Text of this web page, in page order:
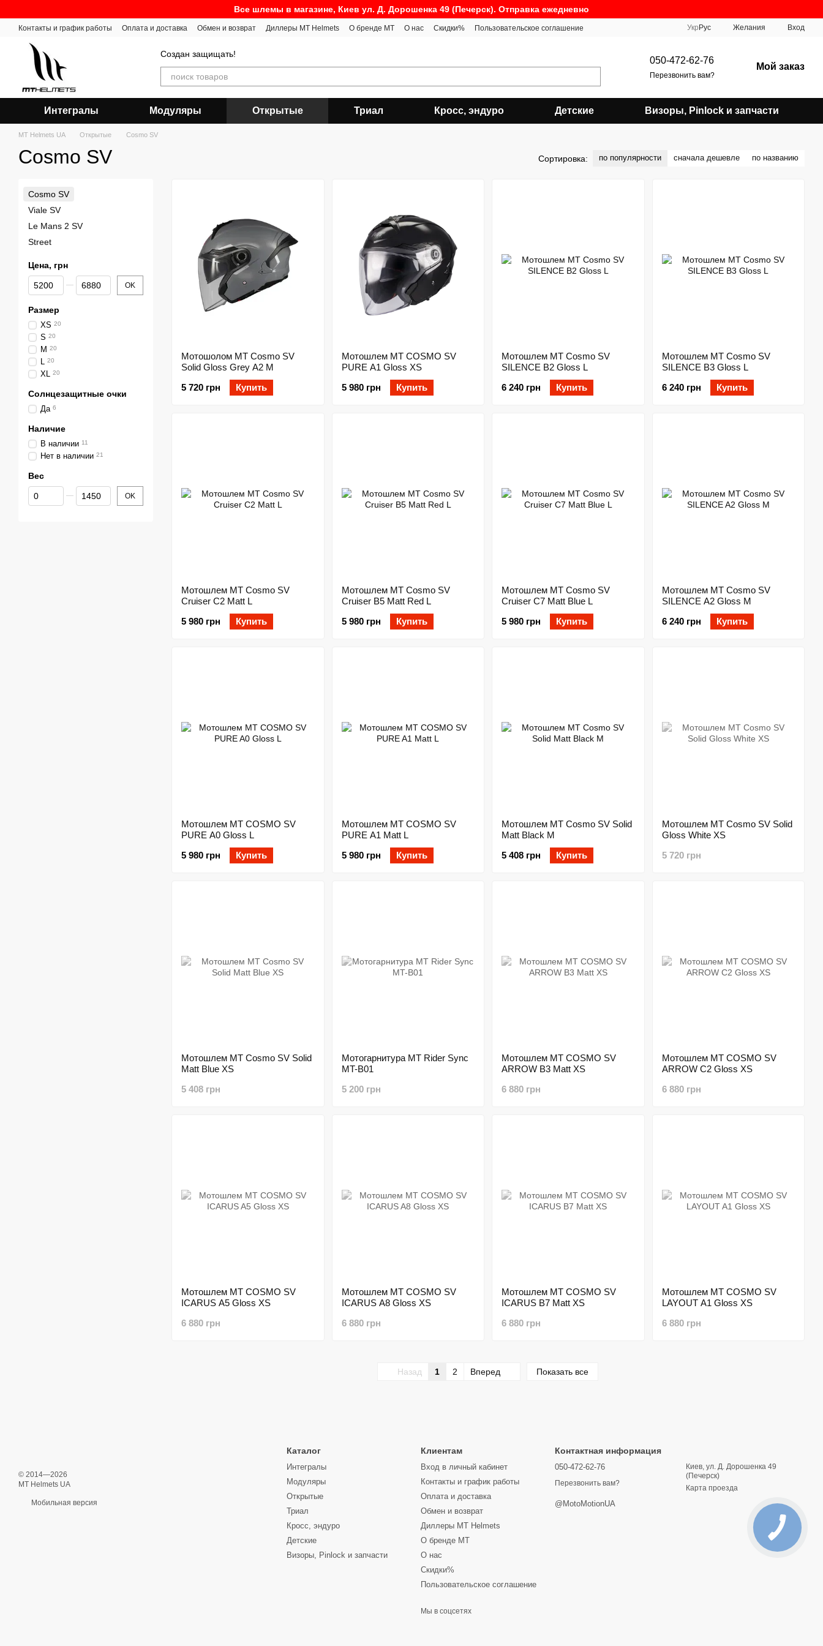
Все шлемы в магазине, Киев ул. Д. Дорошенка 49 (Печерск). Отправка ежедневно
Контакты и график работы Оплата и доставка Обмен и возврат Диллеры MT Helmets О бренде MT О нас Скидки% Пользовательское соглашение Укр Рус Желания Вход
Создан защищать!
050-472-62-76
Перезвонить вам?
Мой заказ
Интегралы Модуляры Открытые Триал Кросс, эндуро Детские Визоры, Pinlock и запчасти
MT Helmets UA Открытые Cosmo SV
Cosmo SV Сортировка: по популярности сначала дешевле по названию
Мотошолом MT Cosmo SV
Solid Gloss Grey A2 M
5 720 грн
Купить
Мотошлем MT COSMO SV
PURE A1 Gloss XS
5 980 грн
Купить
Мотошлем MT Cosmo SV
SILENCE B2 Gloss L
6 240 грн
Купить
Мотошлем MT Cosmo SV
SILENCE B3 Gloss L
6 240 грн
Купить
Мотошлем MT Cosmo SV
Cruiser C2 Matt L
5 980 грн
Купить
Мотошлем MT Cosmo SV
Cruiser B5 Matt Red L
5 980 грн
Купить
Мотошлем MT Cosmo SV
Cruiser C7 Matt Blue L
5 980 грн
Купить
Мотошлем MT Cosmo SV
SILENCE A2 Gloss M
6 240 грн
Купить
Мотошлем MT COSMO SV
PURE A0 Gloss L
5 980 грн
Купить
Мотошлем MT COSMO SV
PURE A1 Matt L
5 980 грн
Купить
Мотошлем MT Cosmo SV Solid
Matt Black M
5 408 грн
Купить
Мотошлем MT Cosmo SV Solid
Gloss White XS
5 720 грн
Мотошлем MT Cosmo SV Solid
Matt Blue XS
5 408 грн
Мотогарнитура MT Rider Sync
MT-B01
5 200 грн
Мотошлем MT COSMO SV
ARROW B3 Matt XS
6 880 грн
Мотошлем MT COSMO SV
ARROW C2 Gloss XS
6 880 грн
Мотошлем MT COSMO SV
ICARUS A5 Gloss XS
6 880 грн
Мотошлем MT COSMO SV
ICARUS A8 Gloss XS
6 880 грн
Мотошлем MT COSMO SV
ICARUS B7 Matt XS
6 880 грн
Мотошлем MT COSMO SV
LAYOUT A1 Gloss XS
6 880 грн
Назад 1 2 Вперед Показать все
Cosmo SV
Viale SV
Le Mans 2 SV
Street
Цена, грн
От Цена, грн
До Цена, грн OK
Размер
XS 20
S 20
M 20
L 20
XL 20
Солнцезащитные очки
Да 6
Наличие
В наличии 11
Нет в наличии 21
Вес
От Вес
До Вес OK
© 2014—2026
MT Helmets UA
Мобильная версия
Каталог
Интегралы
Модуляры
Открытые
Триал
Кросс, эндуро
Детские
Визоры, Pinlock и запчасти
Клиентам
Вход в личный кабинет
Контакты и график работы
Оплата и доставка
Обмен и возврат
Диллеры MT Helmets
О бренде MT
О нас
Скидки%
Пользовательское соглашение
Мы в соцсетях
Контактная информация
050-472-62-76
Перезвонить вам?
@MotoMotionUA
Киев, ул. Д. Дорошенка 49
(Печерск)
Карта проезда